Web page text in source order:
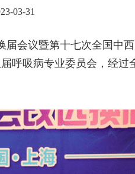
03-31
届会议暨第十七次全国中
呼吸病专业委员会，经过